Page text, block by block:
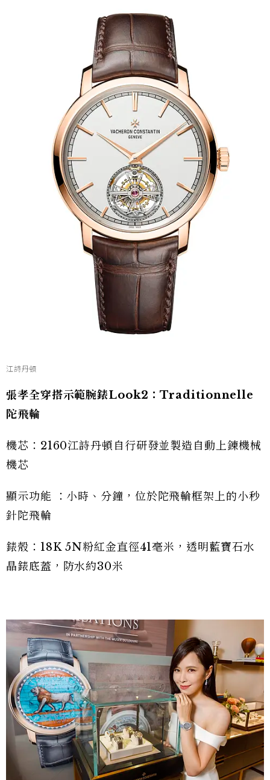
江詩丹頓
張孝全穿搭示範腕錶Look2：Traditionnelle
陀飛輪
機芯：2160江詩丹頓自行研發並製造自動上錬機械
機芯
顯示功能 ：小時、分鐘，位於陀飛輪框架上的小秒
針陀飛輪
錶殼：18K 5N粉紅金直徑41毫米，透明藍寶石水
晶錶底蓋，防水約30米